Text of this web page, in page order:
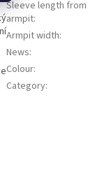
Sleeve length from
armpit:
Armpit width:
News:
Colour:
Category: